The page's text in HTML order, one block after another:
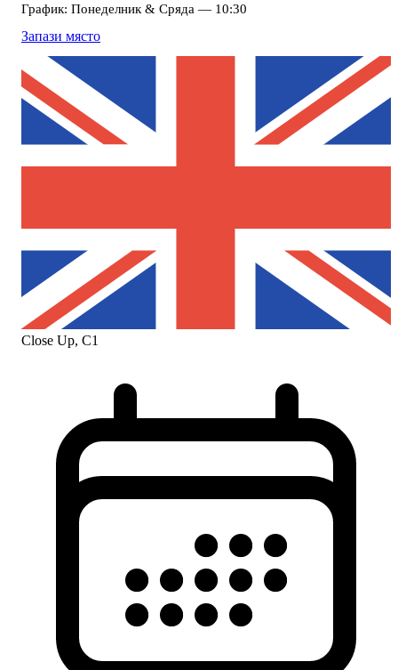
График: Понеделник & Сряда — 10:30
Запази място
Close Up, C1